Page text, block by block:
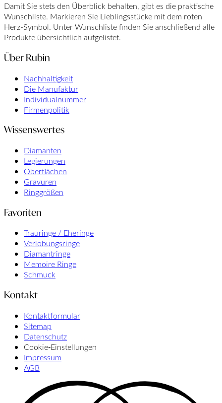
Damit Sie stets den Überblick behalten, gibt es die praktische
Wunschliste. Markieren Sie Lieblingsstücke mit dem roten
Herz-Symbol. Unter Wunschliste finden Sie anschließend alle
Produkte übersichtlich aufgelistet.
Über Rubin
Nachhaltigkeit
Die Manufaktur
Individualnummer
Firmenpolitik
Wissenswertes
Diamanten
Legierungen
Oberflächen
Gravuren
Ringgrößen
Favoriten
Trauringe / Eheringe
Verlobungsringe
Diamantringe
Memoire Ringe
Schmuck
Kontakt
Kontaktformular
Sitemap
Datenschutz
Cookie‑Einstellungen
Impressum
AGB